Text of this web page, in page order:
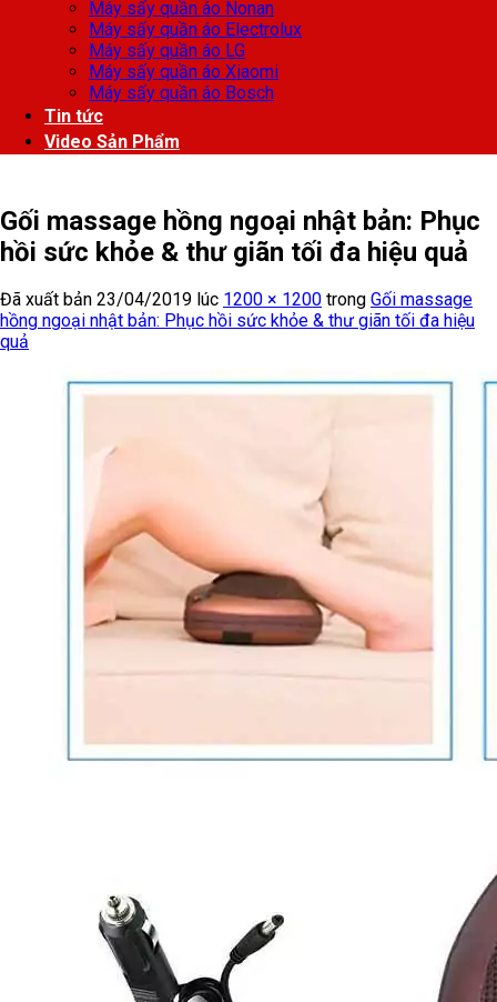
Máy sấy quần áo Nonan
Máy sấy quần áo Electrolux
Máy sấy quần áo LG
Máy sấy quần áo Xiaomi
Máy sấy quần áo Bosch
Tin tức
Video Sản Phẩm
Gối massage hồng ngoại nhật bản: Phục
hồi sức khỏe & thư giãn tối đa hiệu quả
Đã xuất bản 23/04/2019 lúc 1200 × 1200 trong Gối massage
hồng ngoại nhật bản: Phục hồi sức khỏe & thư giãn tối đa hiệu
quả